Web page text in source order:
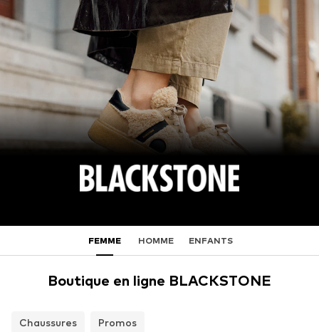
FEMME HOMME ENFANTS
Boutique en ligne BLACKSTONE
Chaussures Promos